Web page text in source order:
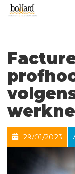
29/01/2023